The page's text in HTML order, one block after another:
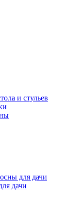
и стульев
для дачи
дачи